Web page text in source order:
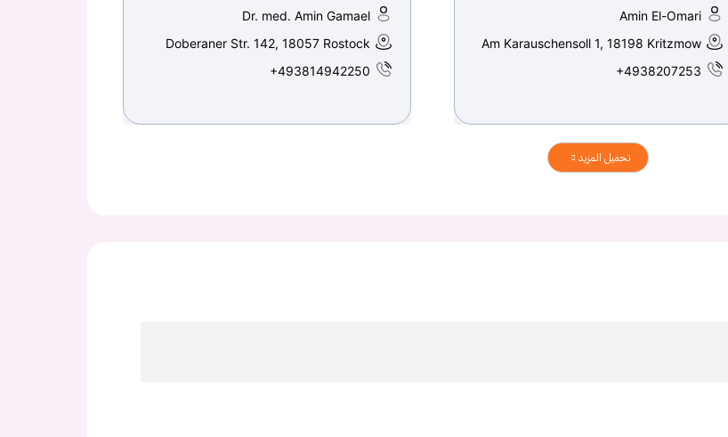
Amin El-Omari
Am Karauschensoll 1, 18198 Kritzmow
+4938207253
Dr. med. Amin Gamael
Doberaner Str. 142, 18057 Rostock
+493814942250
تحميل المزيد